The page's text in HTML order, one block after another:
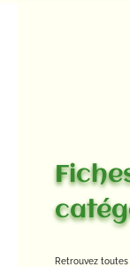
Retrouvez